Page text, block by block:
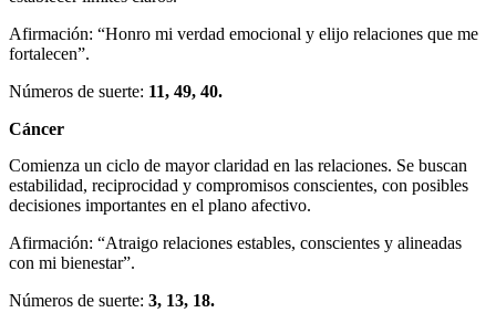
Afirmación: “Honro mi verdad emocional y elijo relaciones que me
fortalecen”.
Números de suerte: 11, 49, 40.
Cáncer
Comienza un ciclo de mayor claridad en las relaciones. Se buscan
estabilidad, reciprocidad y compromisos conscientes, con posibles
decisiones importantes en el plano afectivo.
Afirmación: “Atraigo relaciones estables, conscientes y alineadas
con mi bienestar”.
Números de suerte: 3, 13, 18.